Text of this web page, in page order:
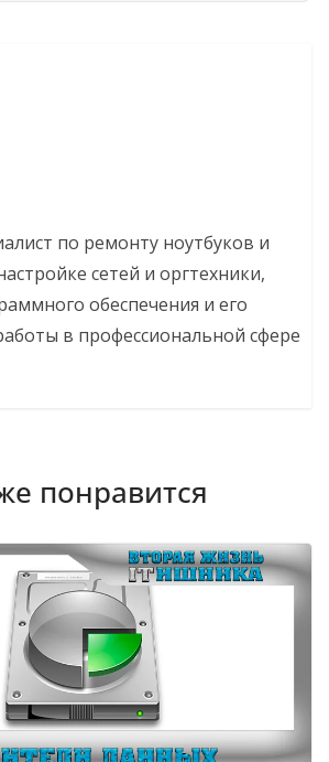
по ремонту ноутбуков и
сетей и оргтехники,
обеспечения и его
в профессиональной сфере
понравится